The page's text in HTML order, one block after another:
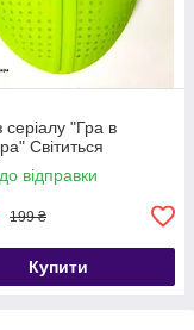
серіалу "Гра в
Світиться
відправки
199 ₴
Купити